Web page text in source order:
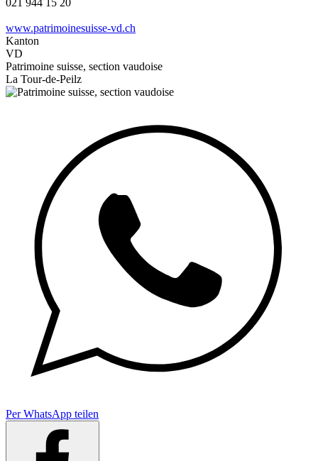
www.patrimoinesuisse-vd.ch
Kanton
VD
Patrimoine suisse, section vaudoise
La Tour-de-Peilz
Per WhatsApp teilen